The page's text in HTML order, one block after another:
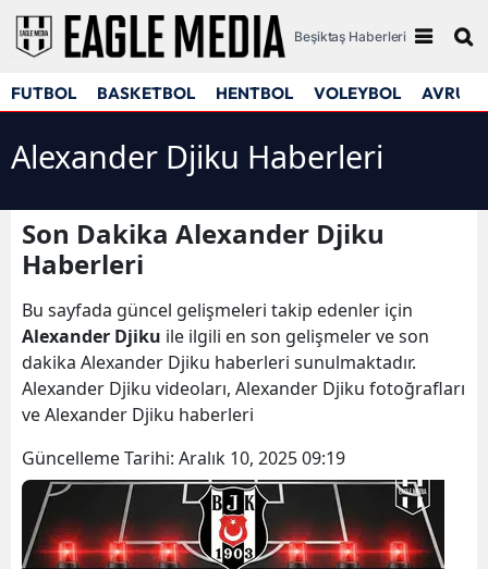
Beşiktaş Haberleri
FUTBOL BASKETBOL HENTBOL VOLEYBOL
Alexander Djiku Haberleri
Son Dakika Alexander Djiku
Haberleri
Bu sayfada güncel gelişmeleri takip edenler için
Alexander Djiku ile ilgili en son gelişmeler ve son
dakika Alexander Djiku haberleri sunulmaktadır.
Alexander Djiku videoları, Alexander Djiku fotoğrafları
ve Alexander Djiku haberleri
Güncelleme Tarihi: Aralık 10, 2025 09:19